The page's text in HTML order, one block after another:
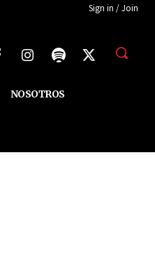
Sign in / Join
NOSOTROS